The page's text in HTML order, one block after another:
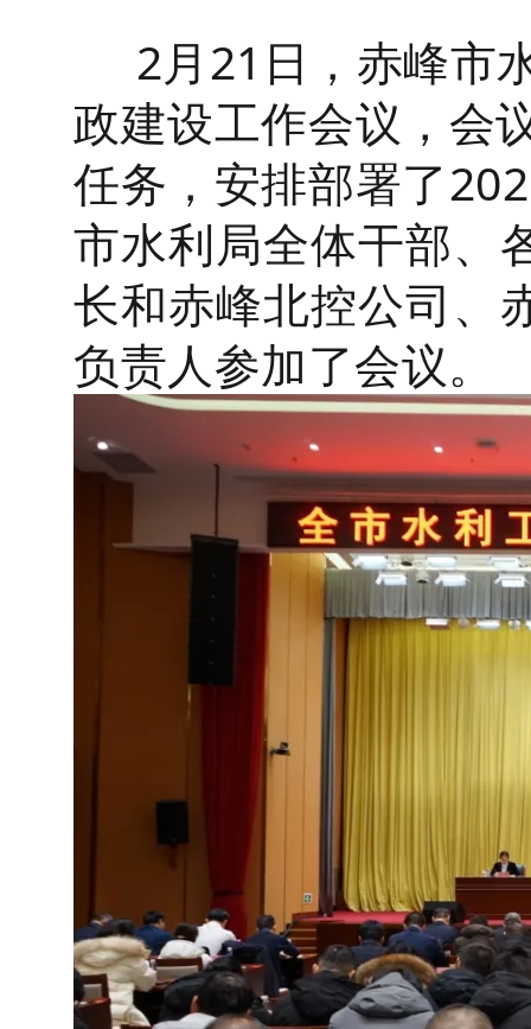
2月21日，赤峰市
政建设工作会议，会
任务，安排部署了
市水利局全体干部、
长和赤峰北控公司、
负责人参加了会议。